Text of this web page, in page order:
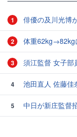
1 俳優の及川光博
2 体重62kg→82kg
3 須江監督 女子部
4 池田直人 佐藤佳
5
中日が新庄監督